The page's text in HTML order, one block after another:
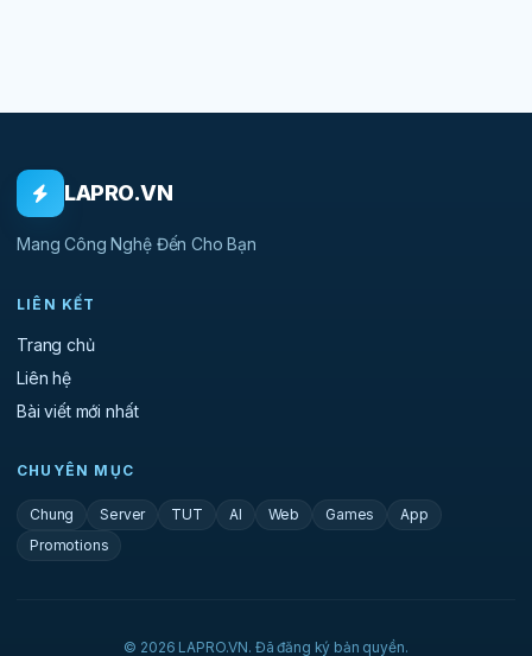
LAPRO.VN
Mang Công Nghệ Đến Cho Bạn
LIÊN KẾT
Trang chủ
Liên hệ
Bài viết mới nhất
CHUYÊN MỤC
Chung Server TUT AI Web Games
App
Promotions
© 2026 LAPRO.VN. Đã đăng ký bản quyền.